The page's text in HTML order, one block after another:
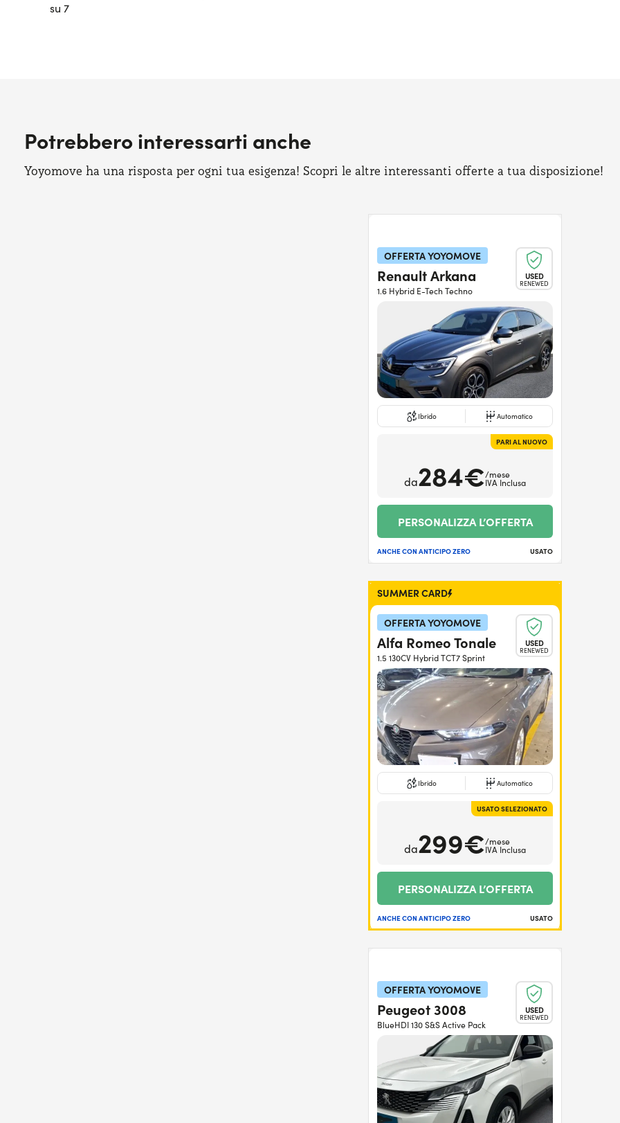
Sistema di avviso e mantenimento della corsia
su 7
Potrebbero interessarti anche
Yoyomove ha una risposta per ogni tua esigenza! Scopri le altre interessanti offerte a tua disposizione!
OFFERTA YOYOMOVE
USED
RENEWED
Renault Arkana
1.6 Hybrid E-Tech Techno
Ibrido Automatico
PARI AL NUOVO
da284€/mese
IVA Inclusa
PERSONALIZZA L’OFFERTA
ANCHE CON ANTICIPO ZERO USATO
SUMMER CARD
OFFERTA YOYOMOVE
USED
RENEWED
Alfa Romeo Tonale
1.5 130CV Hybrid TCT7 Sprint
Ibrido Automatico
USATO SELEZIONATO
da299€/mese
IVA Inclusa
PERSONALIZZA L’OFFERTA
ANCHE CON ANTICIPO ZERO USATO
OFFERTA YOYOMOVE
USED
RENEWED
Peugeot 3008
BlueHDI 130 S&S Active Pack